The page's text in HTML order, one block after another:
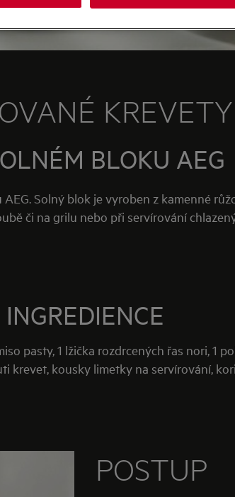
KREVETY
BLOKU AEG
Solný blok je vyroben z kamenné
či na grilu nebo při servírování
INGREDIENCE
pasty, 1 lžička rozdrcených řas nori, 1
krevet, kousky limetky na servírování,
POSTUP